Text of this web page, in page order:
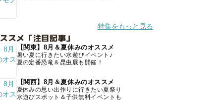
特集をもっと見る
スメ「注目記事」
【関東】8月＆夏休みのオススメ
暑い夏に行きたい水遊びイベント♪
夏の定番恐竜＆昆虫展も開催！
【関西】8月＆夏休みのオススメ
夏休みの思い出作りに行きたい夏祭り
水遊びスポット＆子供無料イベントも